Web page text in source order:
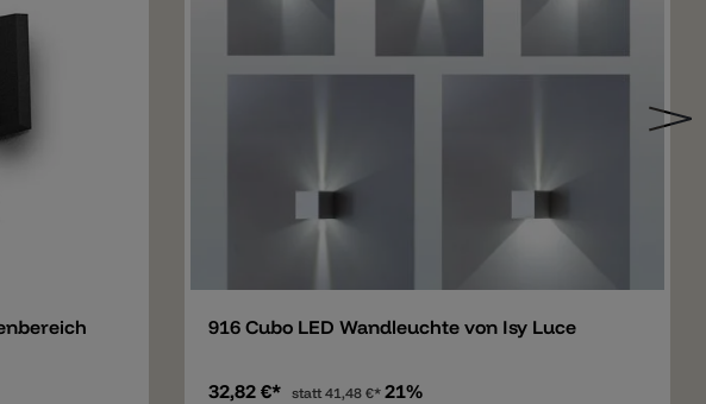
916 Cubo LED Wandleuchte von Isy Luce
32,82 €* statt 41,48 €* 21%